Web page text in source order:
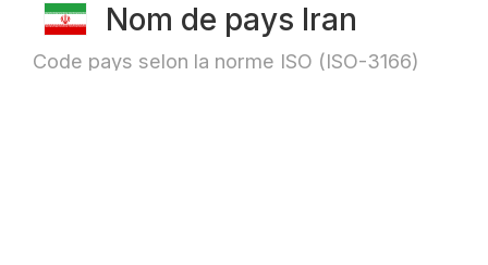
Nom de pays Iran
Code pays selon la norme ISO (ISO-3166)